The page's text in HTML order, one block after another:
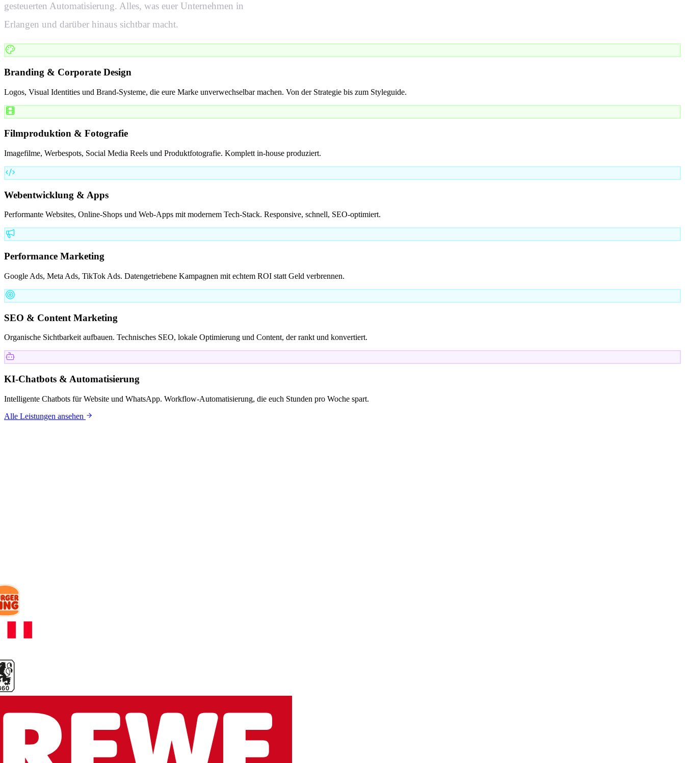
gesteuerten Automatisierung. Alles, was euer Unternehmen in
Erlangen und darüber hinaus sichtbar macht.
Branding & Corporate Design
Logos, Visual Identities und Brand-Systeme, die eure Marke unverwechselbar machen. Von der Strategie bis zum Styleguide.
Filmproduktion & Fotografie
Imagefilme, Werbespots, Social Media Reels und Produktfotografie. Komplett in-house produziert.
Webentwicklung & Apps
Performante Websites, Online-Shops und Web-Apps mit modernem Tech-Stack. Responsive, schnell, SEO-optimiert.
Performance Marketing
Google Ads, Meta Ads, TikTok Ads. Datengetriebene Kampagnen mit echtem ROI statt Geld verbrennen.
SEO & Content Marketing
Organische Sichtbarkeit aufbauen. Technisches SEO, lokale Optimierung und Content, der rankt und konvertiert.
KI-Chatbots & Automatisierung
Intelligente Chatbots für Website und WhatsApp. Workflow-Automatisierung, die euch Stunden pro Woche spart.
Alle Leistungen ansehen